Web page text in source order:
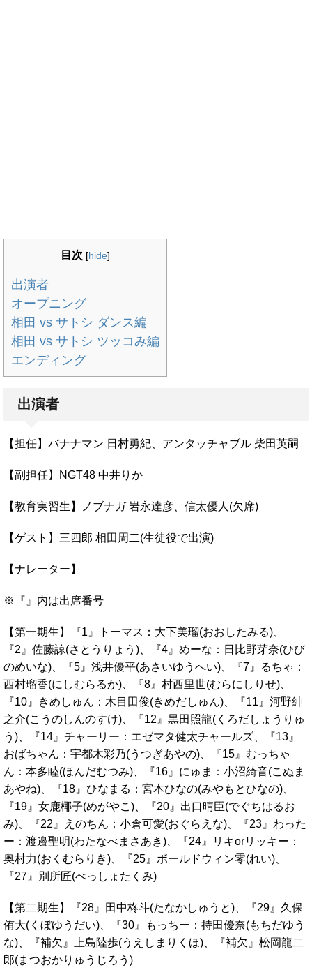
目次 [hide]
出演者
オープニング
相田 vs サトシ ダンス編
相田 vs サトシ ツッコみ編
エンディング
出演者
【担任】バナナマン 日村勇紀、アンタッチャブル 柴田英嗣
【副担任】NGT48 中井りか
【教育実習生】ノブナガ 岩永達彦、信太優人(欠席)
【ゲスト】三四郎 相田周二(生徒役で出演)
【ナレーター】
※『』内は出席番号
【第一期生】『1』トーマス：大下美瑠(おおしたみる)、
『2』佐藤諒(さとうりょう)、『4』めーな：日比野芽奈(ひび
のめいな)、『5』浅井優平(あさいゆうへい)、『7』るちゃ：
西村瑠香(にしむらるか)、『8』村西里世(むらにしりせ)、
『10』きめしゅん：木目田俊(きめだしゅん)、『11』河野紳
之介(こうのしんのすけ)、『12』黒田照龍(くろだしょうりゅ
う)、『14』チャーリー：エゼマタ健太チャールズ、『13』
おばちゃん：宇都木彩乃(うつぎあやの)、『15』むっちゃ
ん：本多睦(ほんだむつみ)、『16』にゅま：小沼綺音(こぬま
あやね)、『18』ひなまる：宮本ひなの(みやもとひなの)、
『19』女鹿椰子(めがやこ)、『20』出口晴臣(でぐちはるお
み)、『22』えのちん：小倉可愛(おぐらえな)、『23』わった
ー：渡邉聖明(わたなべまさあき)、『24』リキorリッキー：
奥村力(おくむらりき)、『25』ボールドウィン零(れい)、
『27』別所匠(べっしょたくみ)
【第二期生】『28』田中柊斗(たなかしゅうと)、『29』久保
侑大(くぼゆうだい)、『30』もっちー：持田優奈(もちだゆう
な)、『補欠』上島陸歩(うえしまりくほ)、『補欠』松岡龍二
郎(まつおかりゅうじろう)